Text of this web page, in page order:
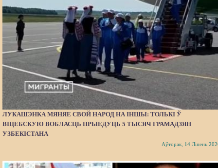
ЛУКАШЭНКА МЯНЯЕ СВОЙ НАРОД НА ІНШЫ: ТОЛЬКІ Ў
ВІЦЕБСКУЮ ВОБЛАСЦЬ ПРЫЕДУЦЬ 5 ТЫСЯЧ ГРАМАДЗЯН
УЗБЕКІСТАНА
Аўторак, 14 Ліпень